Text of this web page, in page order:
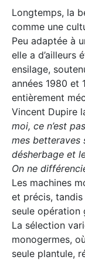
Longtemps, la
comme une
Peu adaptée à
elle a d’ailleurs
ensilage,
années 1980 et
entièrement
Vincent Dupire
moi, ce n’est
mes betteraves
désherbage et
On ne
Les machines
et précis,
seule opération
La sélection
monogermes,
seule plantule,